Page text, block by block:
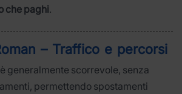
che paghi.
– Traffico e percorsi
generalmente scorrevole, senza
permettendo spostamenti